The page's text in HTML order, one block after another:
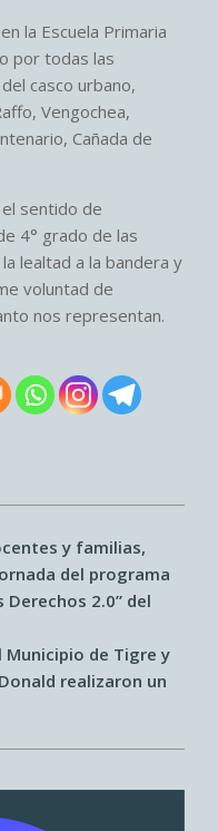
la Escuela Primaria
por todas las
casco urbano,
Vengochea,
Cañada de
sentido de
4° grado de las
lealtad a la bandera y
voluntad de
nos representan.
y familias,
del programa
2.0” del
Municipio de Tigre y
realizaron un